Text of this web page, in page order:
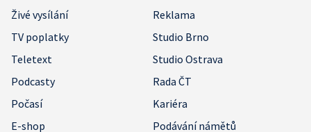
Živé vysílání
Reklama
TV poplatky
Studio Brno
Teletext
Studio Ostrava
Podcasty
Rada ČT
Počasí
Kariéra
E-shop
Podávání námětů